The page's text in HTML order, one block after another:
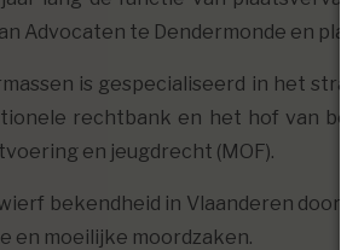
Advocaten te Dendermonde en
is gespecialiseerd in het
rechtbank en het hof van
en jeugdrecht (MOF).
bekendheid in Vlaanderen
en moeilijke moordzaken.